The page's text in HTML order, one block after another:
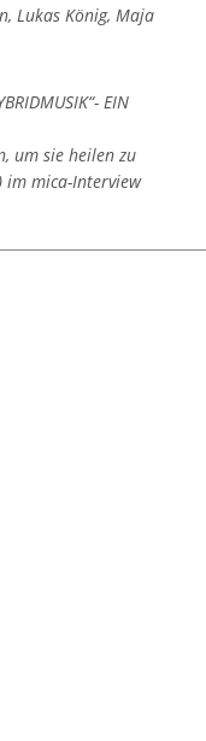
,Lukas König,Maja
EIN
um sie heilen zu
im mica-Interview